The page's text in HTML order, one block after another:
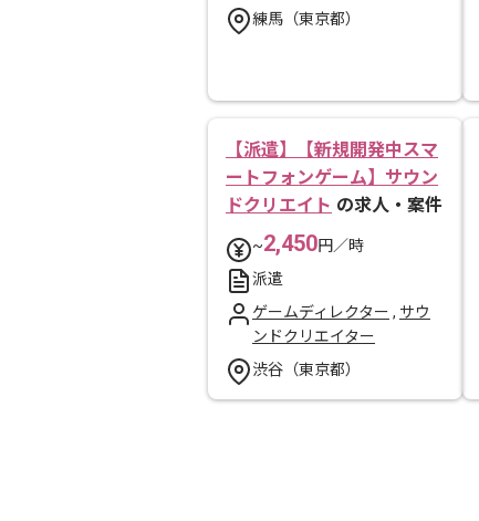
練馬（東京都）
【派遣】【新規開発中スマ
ートフォンゲーム】サウン
ドクリエイト の求人・案件
~2,450円／時
派遣
ゲームディレクター , サウ
ンドクリエイター
渋谷（東京都）